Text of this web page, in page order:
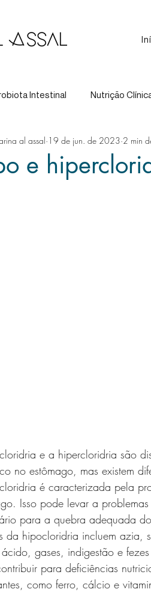
Intestinal Nutrição
Tratamento Nutrição
e
al assal 19 de jun. de 2023 2 min
e a hipercloridria são
no estômago, mas existem
é caracterizada pela
Isso pode levar a
para a quebra adequada
da hipocloridria incluem azia,
ácido, gases, indigestão e
para deficiências
como ferro, cálcio e